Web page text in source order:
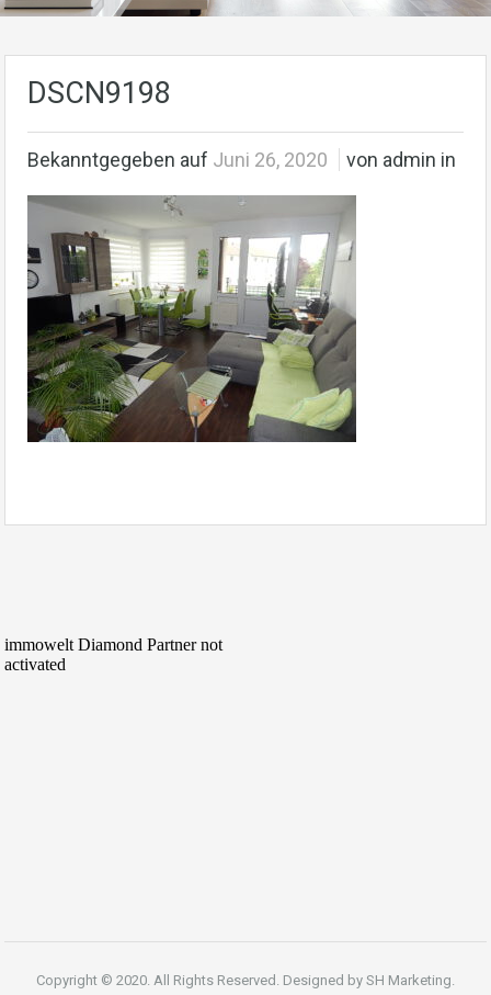
DSCN9198
Bekanntgegeben auf Juni 26, 2020 von admin in
Copyright © 2020. All Rights Reserved. Designed by SH Marketing.